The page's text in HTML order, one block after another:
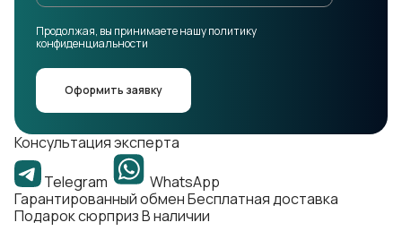
Продолжая, вы принимаете нашу политику
конфиденциальности
Оформить заявку
Консультация эксперта
Telegram
WhatsApp
Гарантированный обменБесплатная доставка
Подарок сюрпризВ наличии